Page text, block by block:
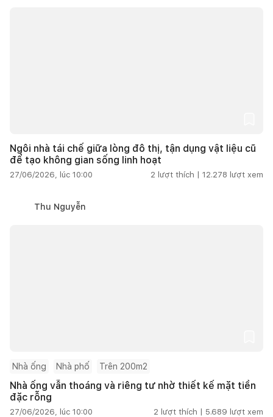
Ngôi nhà tái chế giữa lòng đô thị, tận dụng vật liệu cũ
để tạo không gian sống linh hoạt
27/06/2026, lúc 10:00 2 lượt thích | 12.278 lượt xem
Thu Nguyễn
Nhà ống Nhà phố Trên 200m2
Nhà ống vẫn thoáng và riêng tư nhờ thiết kế mặt tiền
đặc rỗng
27/06/2026, lúc 10:00 2 lượt thích | 5.689 lượt xem